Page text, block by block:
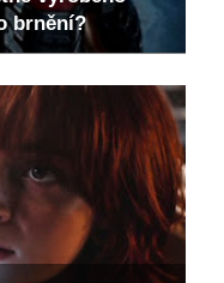
brnění?